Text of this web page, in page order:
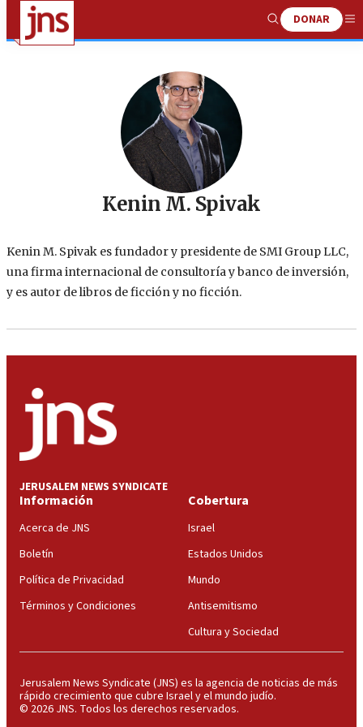
Show
Search
DONAR
Kenin M. Spivak
Kenin M. Spivak es fundador y presidente de SMI Group LLC,
una firma internacional de consultoría y banco de inversión,
y es autor de libros de ficción y no ficción.
JERUSALEM NEWS SYNDICATE
Información
Acerca de JNS
Boletín
Política de Privacidad
Términos y Condiciones
Cobertura
Israel
Estados Unidos
Mundo
Antisemitismo
Cultura y Sociedad
Jerusalem News Syndicate (JNS) es la agencia de noticias de más
rápido crecimiento que cubre Israel y el mundo judío.
© 2026 JNS. Todos los derechos reservados.